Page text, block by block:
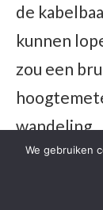
de
kunnen
zou een
wandeling.
We gebruiken